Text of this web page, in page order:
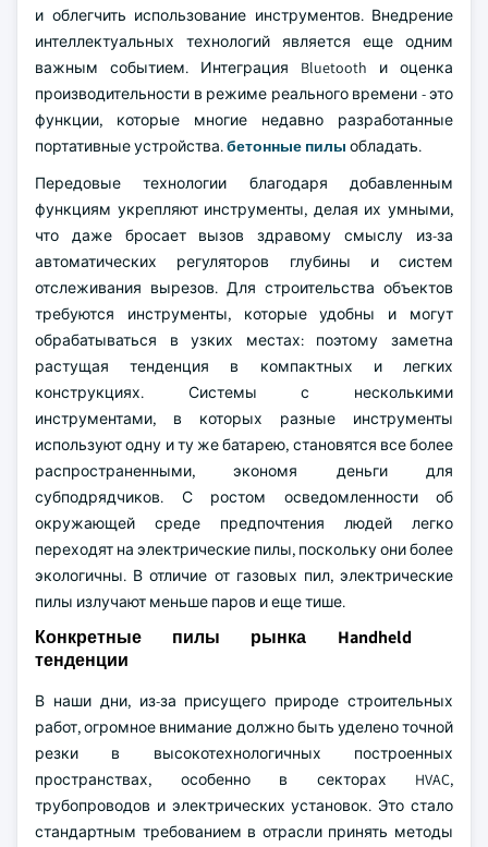
и облегчить использование инструментов. Внедрение
интеллектуальных технологий является еще одним
важным событием. Интеграция Bluetooth и оценка
производительности в режиме реального времени - это
функции, которые многие недавно разработанные
портативные устройства.бетонные пилы обладать.
Передовые технологии благодаря добавленным
функциям укрепляют инструменты, делая их умными,
что даже бросает вызов здравому смыслу из-за
автоматических регуляторов глубины и систем
отслеживания вырезов. Для строительства объектов
требуются инструменты, которые удобны и могут
обрабатываться в узких местах: поэтому заметна
растущая тенденция в компактных и легких
конструкциях. Системы с несколькими
инструментами, в которых разные инструменты
используют одну и ту же батарею, становятся все более
распространенными, экономя деньги для
субподрядчиков. С ростом осведомленности об
окружающей среде предпочтения людей легко
переходят на электрические пилы, поскольку они более
экологичны. В отличие от газовых пил, электрические
пилы излучают меньше паров и еще тише.
Конкретные пилы рынка Handheld
тенденции
В наши дни, из-за присущего природе строительных
работ, огромное внимание должно быть уделено точной
резки в высокотехнологичных построенных
пространствах, особенно в секторах HVAC,
трубопроводов и электрических установок. Это стало
стандартным требованием в отрасли принять методы